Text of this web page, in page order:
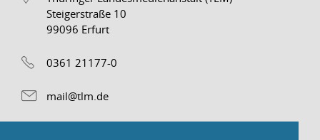
Steigerstraße 10
99096 Erfurt
0361 21177-0
mail@tlm.de